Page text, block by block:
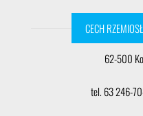
CECH
62-500
tel. 63 246-